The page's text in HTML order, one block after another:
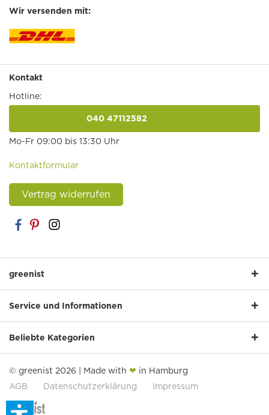
Wir versenden mit:
Kontakt
Hotline:
040 47112582
Mo-Fr 09:00 bis 13:30 Uhr
Kontaktformular
Vertrag widerrufen
greenist
Service und Informationen
Beliebte Kategorien
© greenist 2026 | Made with ❤ in Hamburg
AGB
Datenschutzerklärung Impressum